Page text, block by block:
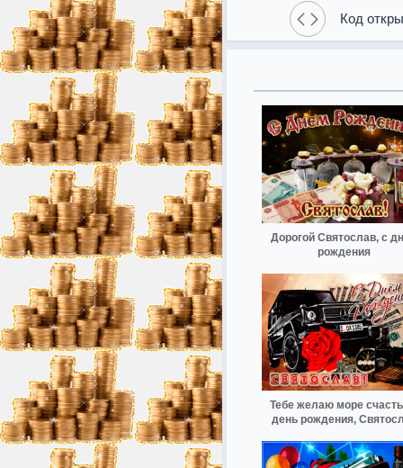
Код
Дорогой Святослав, с
рождения
Тебе желаю море
день рождения,